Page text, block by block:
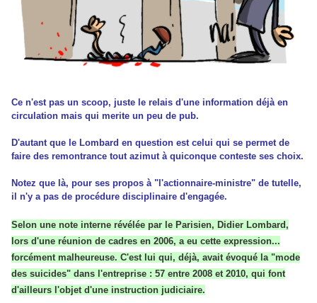
Ce n'est pas un scoop, juste le relais d'une information déjà en
circulation mais qui merite un peu de pub.
D'autant que le Lombard en question est celui qui se permet de
faire des remontrance tout azimut à quiconque conteste ses choix.
Notez que là, pour ses propos à "l'actionnaire-ministre" de tutelle,
il n'y a pas de procédure disciplinaire d'engagée.
Selon une note interne révélée par le Parisien, Didier Lombard,
lors d'une réunion de cadres en 2006, a eu cette expression...
forcément malheureuse. C'est lui qui, déjà, avait évoqué la "mode
des suicides" dans l'entreprise : 57 entre 2008 et 2010, qui font
d'ailleurs l'objet d'une instruction judiciaire.